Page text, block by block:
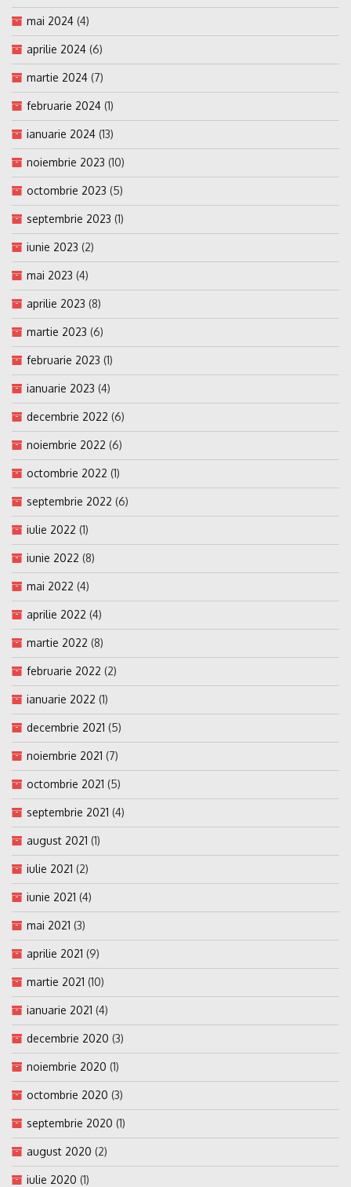
mai 2024 (4)
aprilie 2024 (6)
martie 2024 (7)
februarie 2024 (1)
ianuarie 2024 (13)
noiembrie 2023 (10)
octombrie 2023 (5)
septembrie 2023 (1)
iunie 2023 (2)
mai 2023 (4)
aprilie 2023 (8)
martie 2023 (6)
februarie 2023 (1)
ianuarie 2023 (4)
decembrie 2022 (6)
noiembrie 2022 (6)
octombrie 2022 (1)
septembrie 2022 (6)
iulie 2022 (1)
iunie 2022 (8)
mai 2022 (4)
aprilie 2022 (4)
martie 2022 (8)
februarie 2022 (2)
ianuarie 2022 (1)
decembrie 2021 (5)
noiembrie 2021 (7)
octombrie 2021 (5)
septembrie 2021 (4)
august 2021 (1)
iulie 2021 (2)
iunie 2021 (4)
mai 2021 (3)
aprilie 2021 (9)
martie 2021 (10)
ianuarie 2021 (4)
decembrie 2020 (3)
noiembrie 2020 (1)
octombrie 2020 (3)
septembrie 2020 (1)
august 2020 (2)
iulie 2020 (1)